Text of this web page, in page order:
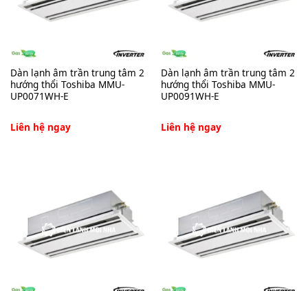
Dàn lạnh âm trần trung tâm 2
hướng thổi Toshiba MMU-
UP0071WH-E
Liên hệ ngay
Dàn lạnh âm trần trung tâm 2
hướng thổi Toshiba MMU-
UP0091WH-E
Liên hệ ngay